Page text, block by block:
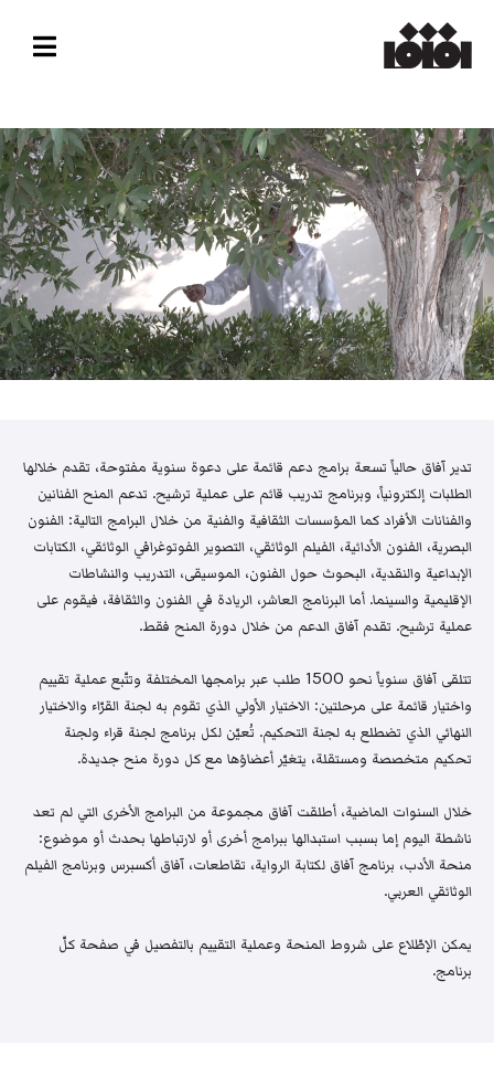
تدير آفاق حالياً تسعة برامج دعم قائمة على دعوة سنوية مفتوحة، تقدم خلالها
الطلبات إلكترونياً، وبرنامج تدريب قائم على عملية ترشيح. تدعم المنح الفنانين
والفنانات الأفراد كما المؤسسات الثقافية والفنية من خلال البرامج التالية: الفنون
البصرية، الفنون الأدائية، الفيلم الوثائقي، التصوير الفوتوغرافي الوثائقي، الكتابات
الإبداعية والنقدية، البحوث حول الفنون، الموسيقى، التدريب والنشاطات
الإقليمية والسينما. أما البرنامج العاشر، الريادة في الفنون والثقافة، فيقوم على
عملية ترشيح. تقدم آفاق الدعم من خلال دورة المنح فقط.
تتلقى آفاق سنوياً نحو 1500 طلب عبر برامجها المختلفة وتتّبع عملية تقييم
واختيار قائمة على مرحلتين: الاختيار الأولي الذي تقوم به لجنة القرّاء والاختيار
النهائي الذي تضطلع به لجنة التحكيم. تُعيّن لكل برنامج لجنة قراء ولجنة
تحكيم متخصصة ومستقلة، يتغيّر أعضاؤها مع كل دورة منح جديدة.
خلال السنوات الماضية، أطلقت آفاق مجموعة من البرامج الأخرى التي لم تعد
ناشطة اليوم إما بسبب استبدالها ببرامج أخرى أو لارتباطها بحدث أو موضوع:
منحة الأدب، برنامج آفاق لكتابة الرواية، تقاطعات، آفاق أكسبرس وبرنامج الفيلم
الوثائقي العربي.
يمكن الإطّلاع على شروط المنحة وعملية التقييم بالتفصيل في صفحة كلّ
برنامج.